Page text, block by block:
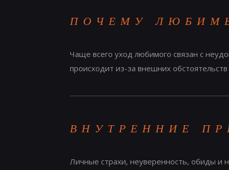
ПОЧЕМУ
Чаще всего уход любимого связан с
происходит из-за внешних
ВНУТРЕННИЕ
Личные страхи, неуверенность, обиды и